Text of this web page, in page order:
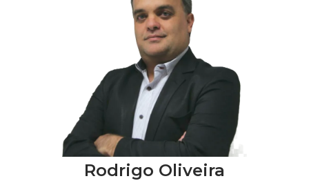
Rodrigo Oliveira